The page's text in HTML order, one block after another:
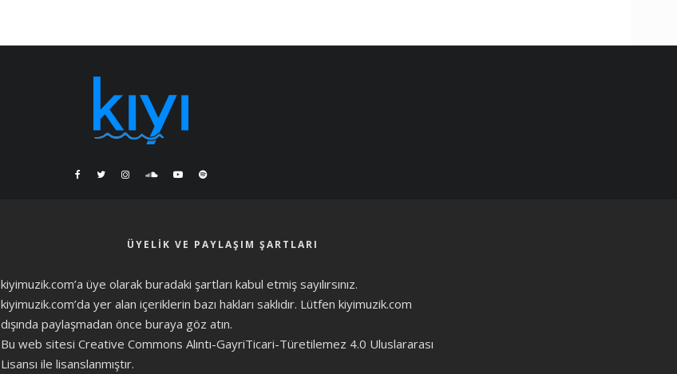
ÜYELIK VE PAYLAŞIM ŞARTLARI
kiyimuzik.com’a üye olarak buradaki şartları kabul etmiş sayılırsınız.
kiyimuzik.com’da yer alan içeriklerin bazı hakları saklıdır. Lütfen kiyimuzik.com
dışında paylaşmadan önce buraya göz atın.
Bu web sitesi Creative Commons Alıntı-GayriTicari-Türetilemez 4.0 Uluslararası
Lisansı ile lisanslanmıştır.